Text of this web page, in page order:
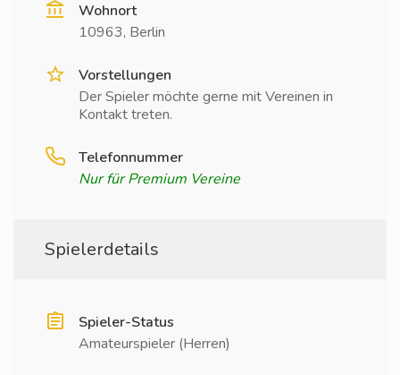
Wohnort
10963, Berlin
Vorstellungen
Der Spieler möchte gerne mit Vereinen in
Kontakt treten.
Telefonnummer
Nur für Premium Vereine
Spielerdetails
Spieler-Status
Amateurspieler (Herren)